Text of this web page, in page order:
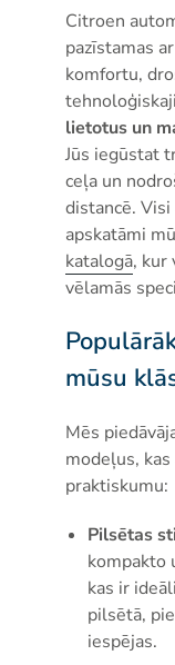
Citroen
pazīstamas
komfortu,
lietotus un
Jūs iegūstat
ceļa un
distancē.
apskatāmi
katalogā, kur
vēlamās
mūsu
Mēs
modeļus,
praktiskumu:
Pilsētas
kompakto
kas ir
pilsētā,
iespējas.